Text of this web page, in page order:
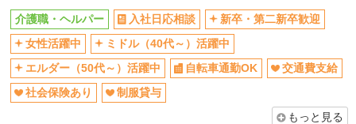
社員登用あり
同じ職種から求人を探す
医療・介護・福祉
介護職・ヘルパー
介護職・ヘルパー 入社日応相談
新卒・第二新卒歓迎
女性活躍中
ミドル（40代～）活躍中
エルダー（50代～）活躍中
自転車通勤OK
交通費支給
社会保険あり
制服貸与
もっと見る